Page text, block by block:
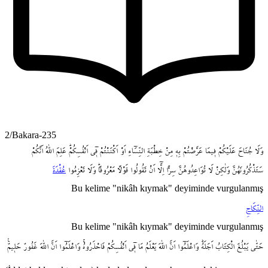
2/Bakara-235
وَلَا جُنَاحَ عَلَيْكُمْ ف۪يمَا عَرَّضْتُمْ بِه۪ مِنْ خِطْبَةِ النِّسَٓاءِ اَوْ اَكْنَنْتُمْ ف۪ٓي اَنْفُسِكُمْۜ عَلِمَ اللّٰهُ اَنَّكُمْ
سَتَذْكُرُونَهُنَّ وَلٰكِنْ لَا تُوَاعِدُوهُنَّ سِراًّ اِلَّٓا اَنْ تَقُولُوا قَوْلاً مَعْرُوفاًۜ وَلَا تَعْزِمُوا عُقْدَةَ
Bu kelime "nikâh kıymak" deyiminde vurgulanmış
النِّكَاحِ
Bu kelime "nikâh kıymak" deyiminde vurgulanmış
حَتّٰى
يَبْلُغَ الْكِتَابُ اَجَلَهُۜ وَاعْلَمُٓوا اَنَّ اللّٰهَ يَعْلَمُ مَا ف۪ٓي اَنْفُسِكُمْ فَاحْذَرُوهُۚ وَاعْلَمُٓوا اَنَّ اللّٰهَ غَفُورٌ حَل۪يمٌ۟